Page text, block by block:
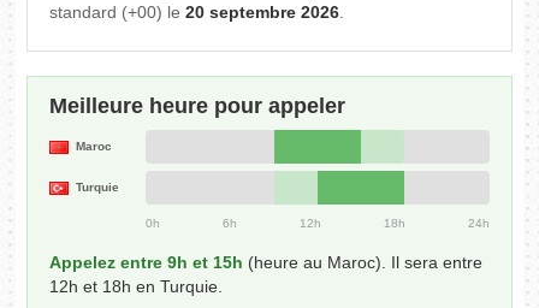
standard (+00) le20 septembre 2026.
Meilleure heure pour appeler
Maroc
Turquie
0h 6h 12h 18h 24h
Appelez entre 9h et 15h (heure au Maroc). Il sera entre
12h et 18h en Turquie.